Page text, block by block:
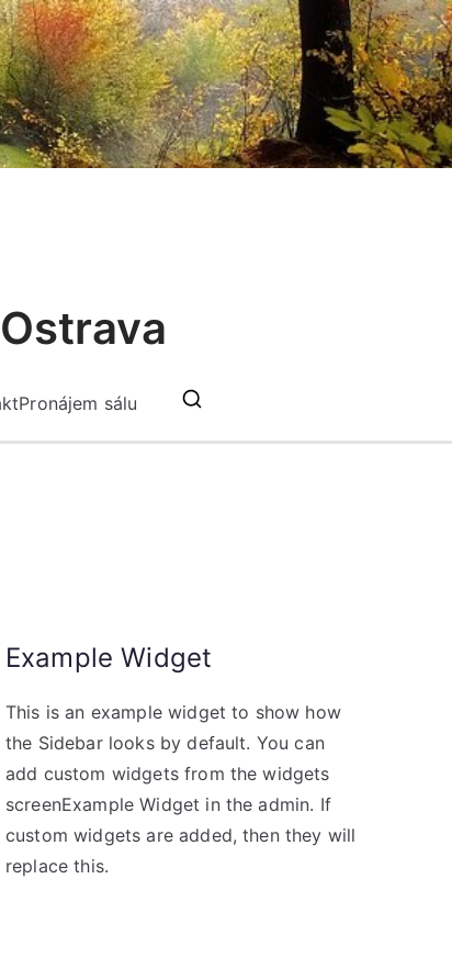
Pronájem sálu
Example Widget
This is an example widget to show how
the Sidebar looks by default. You can
add custom widgets from the widgets
screenExample Widget in the admin. If
custom widgets are added, then they will
replace this.